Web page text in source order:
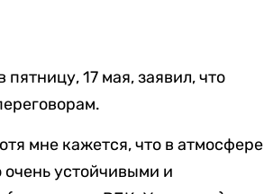
17 мая, заявил, что
мне кажется, что в атмосфере
очень устойчивыми и